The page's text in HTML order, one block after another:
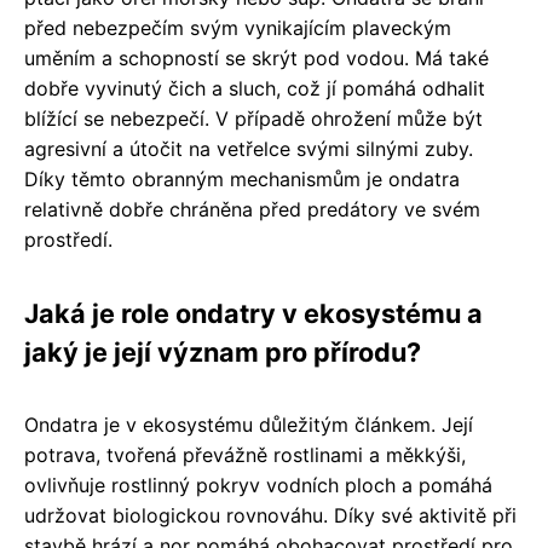
před nebezpečím svým vynikajícím plaveckým
uměním a schopností se skrýt pod vodou. Má také
dobře vyvinutý čich a sluch, což jí pomáhá odhalit
blížící se nebezpečí. V případě ohrožení může být
agresivní a útočit na vetřelce svými silnými zuby.
Díky těmto obranným mechanismům je ondatra
relativně dobře chráněna před predátory ve svém
prostředí.
Jaká je role ondatry v ekosystému a
jaký je její význam pro přírodu?
Ondatra je v ekosystému důležitým článkem. Její
potrava, tvořená převážně rostlinami a měkkýši,
ovlivňuje rostlinný pokryv vodních ploch a pomáhá
udržovat biologickou rovnováhu. Díky své aktivitě při